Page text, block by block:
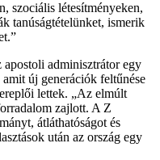
szociális létesítményeken,
tanúságtételünket, ismerik
apostoli adminisztrátor egy
új generációk feltűnése
lettek. „Az elmúlt
zajlott. A Z
átláthatóságot és
után az ország egy